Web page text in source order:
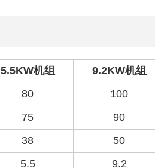
5.5KW机组
9.2KW机组
80
100
75
90
38
50
5.5 9.2